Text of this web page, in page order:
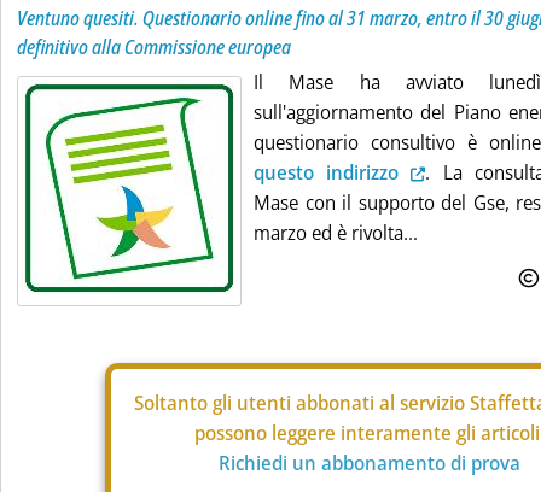
Ventuno quesiti. Questionario online fino al 31 marzo, entro il 30
definitivo alla Commissione europea
Il Mase ha avviato
sull'aggiornamento del Piano
questionario consultivo è
questo indirizzo . La
Mase con il supporto del Gse,
marzo ed è rivolta...
Soltanto gli utenti abbonati al servizio
possono leggere interamente gli
Richiedi un abbonamento di prova